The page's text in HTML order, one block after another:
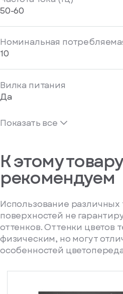
50-60
Номинальная
10
Вилка питания
Да
Показать все
К этому товару
рекомендуем
Использование
поверхностей не
оттенков. Оттенки
физическим, но могут
особенностей